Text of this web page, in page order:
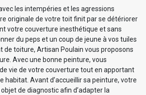
les intempéries et les agressions
originale de votre toit finit par se détériorer
votre couverture inesthétique et sans
du peps et un coup de jeune à vos tuiles
de toiture, Artisan Poulain vous proposons
Avec une bonne peinture, vous
vie de votre couverture tout en apportant
habitat. Avant d’accueillir sa peinture, votre
de diagnostic afin d’adapter la